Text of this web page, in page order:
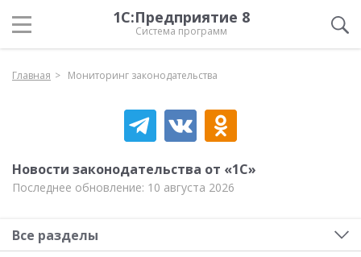
1С:Предприятие 8
Система программ
Главная Мониторинг законодательства
Новости законодательства от «1С»
Последнее обновление: 10 августа 2026
Все разделы